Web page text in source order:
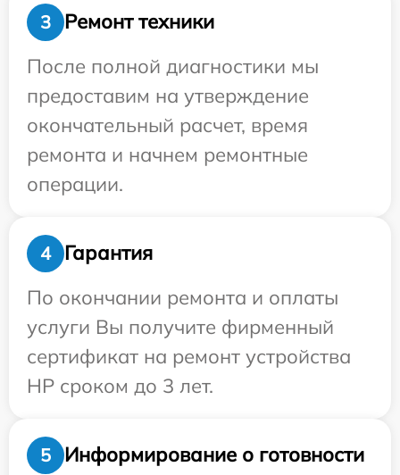
3
Ремонт техники
После полной диагностики мы
предоставим на утверждение
окончательный расчет, время
ремонта и начнем ремонтные
операции.
4
Гарантия
По окончании ремонта и оплаты
услуги Вы получите фирменный
сертификат на ремонт устройства
HP сроком до 3 лет.
5 Информирование о готовности